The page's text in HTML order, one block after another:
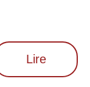
Lire